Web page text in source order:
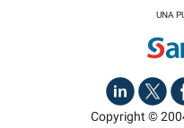
UNA
Copyright ©